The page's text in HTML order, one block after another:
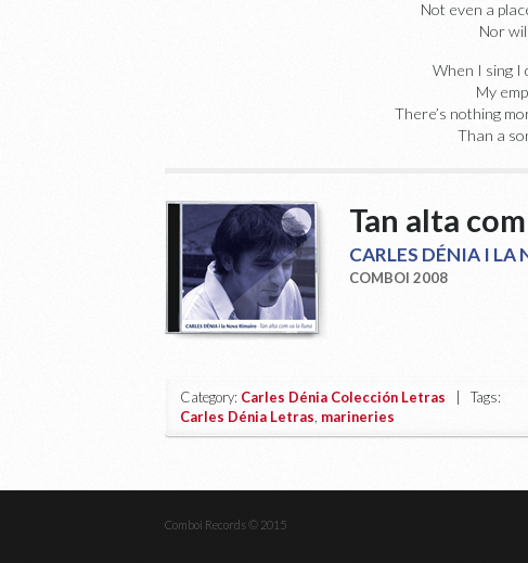
Not even a
Nor
When I sing I
My
There’s nothing
Than a
Tan alta
CARLES DÉNIA I LA
COMBOI 2008
Category: Carles Dénia Colección Letras | Tags:
Carles Dénia Letras, marineries
Comboi Records © 2015